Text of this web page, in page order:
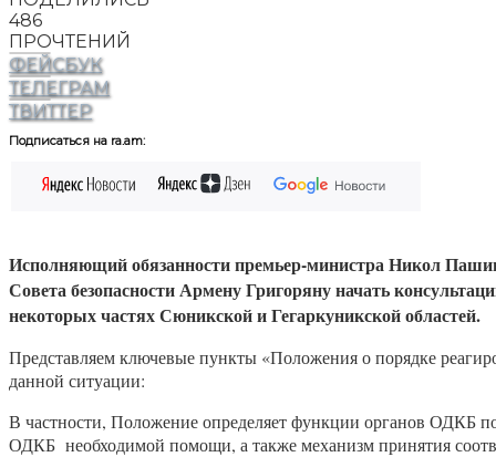
486
ПРОЧТЕНИЙ
ФЕЙСБУК
ТЕЛЕГРАМ
ТВИТТЕР
Подписаться на ra.am:
Исполняющий обязанности премьер-министра Никол
Совета безопасности Армену Григоряну начать
некоторых частях Сюникской и Гегаркуникской областей.
Представляем ключевые пункты «Положения о порядке
данной ситуации:
В частности, Положение определяет функции органов ОДКБ
ОДКБ необходимой помощи, а также механизм принятия